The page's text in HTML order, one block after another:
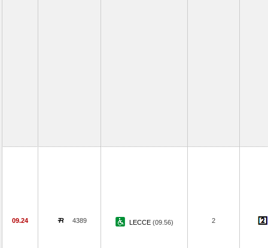
09.24 4389 LECCE (09.56) 2